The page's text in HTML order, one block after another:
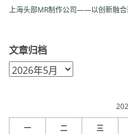
上海头部MR制作公司——以创新融
文章归档
文
章
一 二 三